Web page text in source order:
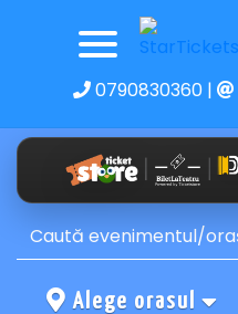
0790830360|
Alege orasul